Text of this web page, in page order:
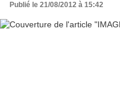
Publié le 21/08/2012 à 15:42